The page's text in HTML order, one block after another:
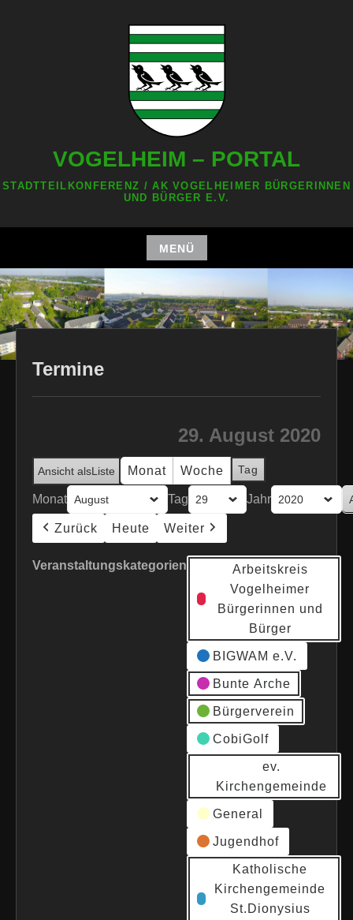
VOGELHEIM – PORTAL
STADTTEILKONFERENZ / AK VOGELHEIMER BÜRGERINNEN
UND BÜRGER E.V.
MENÜ
Zum
Inhalt
springen
Termine
29. August 2020
Ansicht alsListe Monat Woche Tag
Monat Tag Jahr
Zurück Heute Weiter
Veranstaltungskategorien
Arbeitskreis
Vogelheimer
Bürgerinnen und
Bürger
BIGWAM e.V.
Bunte Arche
Bürgerverein
CobiGolf
ev.
Kirchengemeinde
General
Jugendhof
Katholische
Kirchengemeinde
St.Dionysius